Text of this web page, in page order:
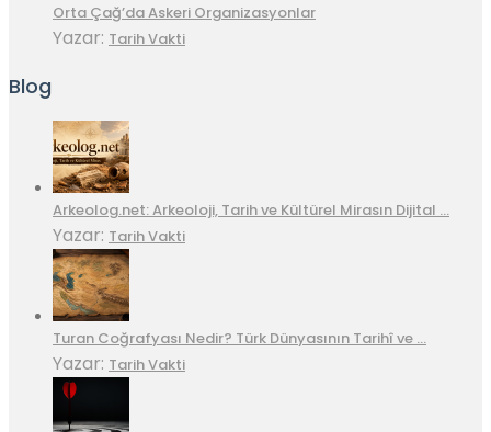
Orta Çağ’da Askeri Organizasyonlar
Yazar: Tarih Vakti
Blog
Arkeolog.net: Arkeoloji, Tarih ve Kültürel Mirasın Dijital …
Yazar: Tarih Vakti
Turan Coğrafyası Nedir? Türk Dünyasının Tarihî ve …
Yazar: Tarih Vakti